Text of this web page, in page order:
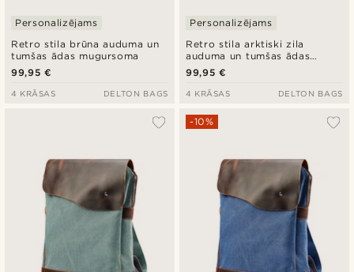
Retro stila brūna auduma un
tumšas ādas mugursoma
Personalizējams
99,95 €
4 KRĀSAS DELTON BAGS
Retro stila arktiski zila
auduma un tumšas ādas
mugursoma
Personalizējams
99,95 €
4 KRĀSAS DELTON BAGS
-10%